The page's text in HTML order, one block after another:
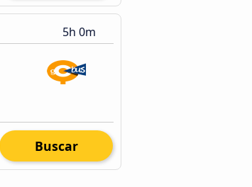
5h 0m
Buscar